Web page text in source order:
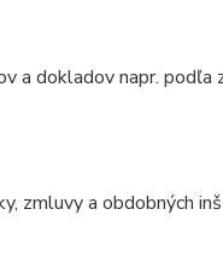
a dokladov napr.
zmluvy a obdobných